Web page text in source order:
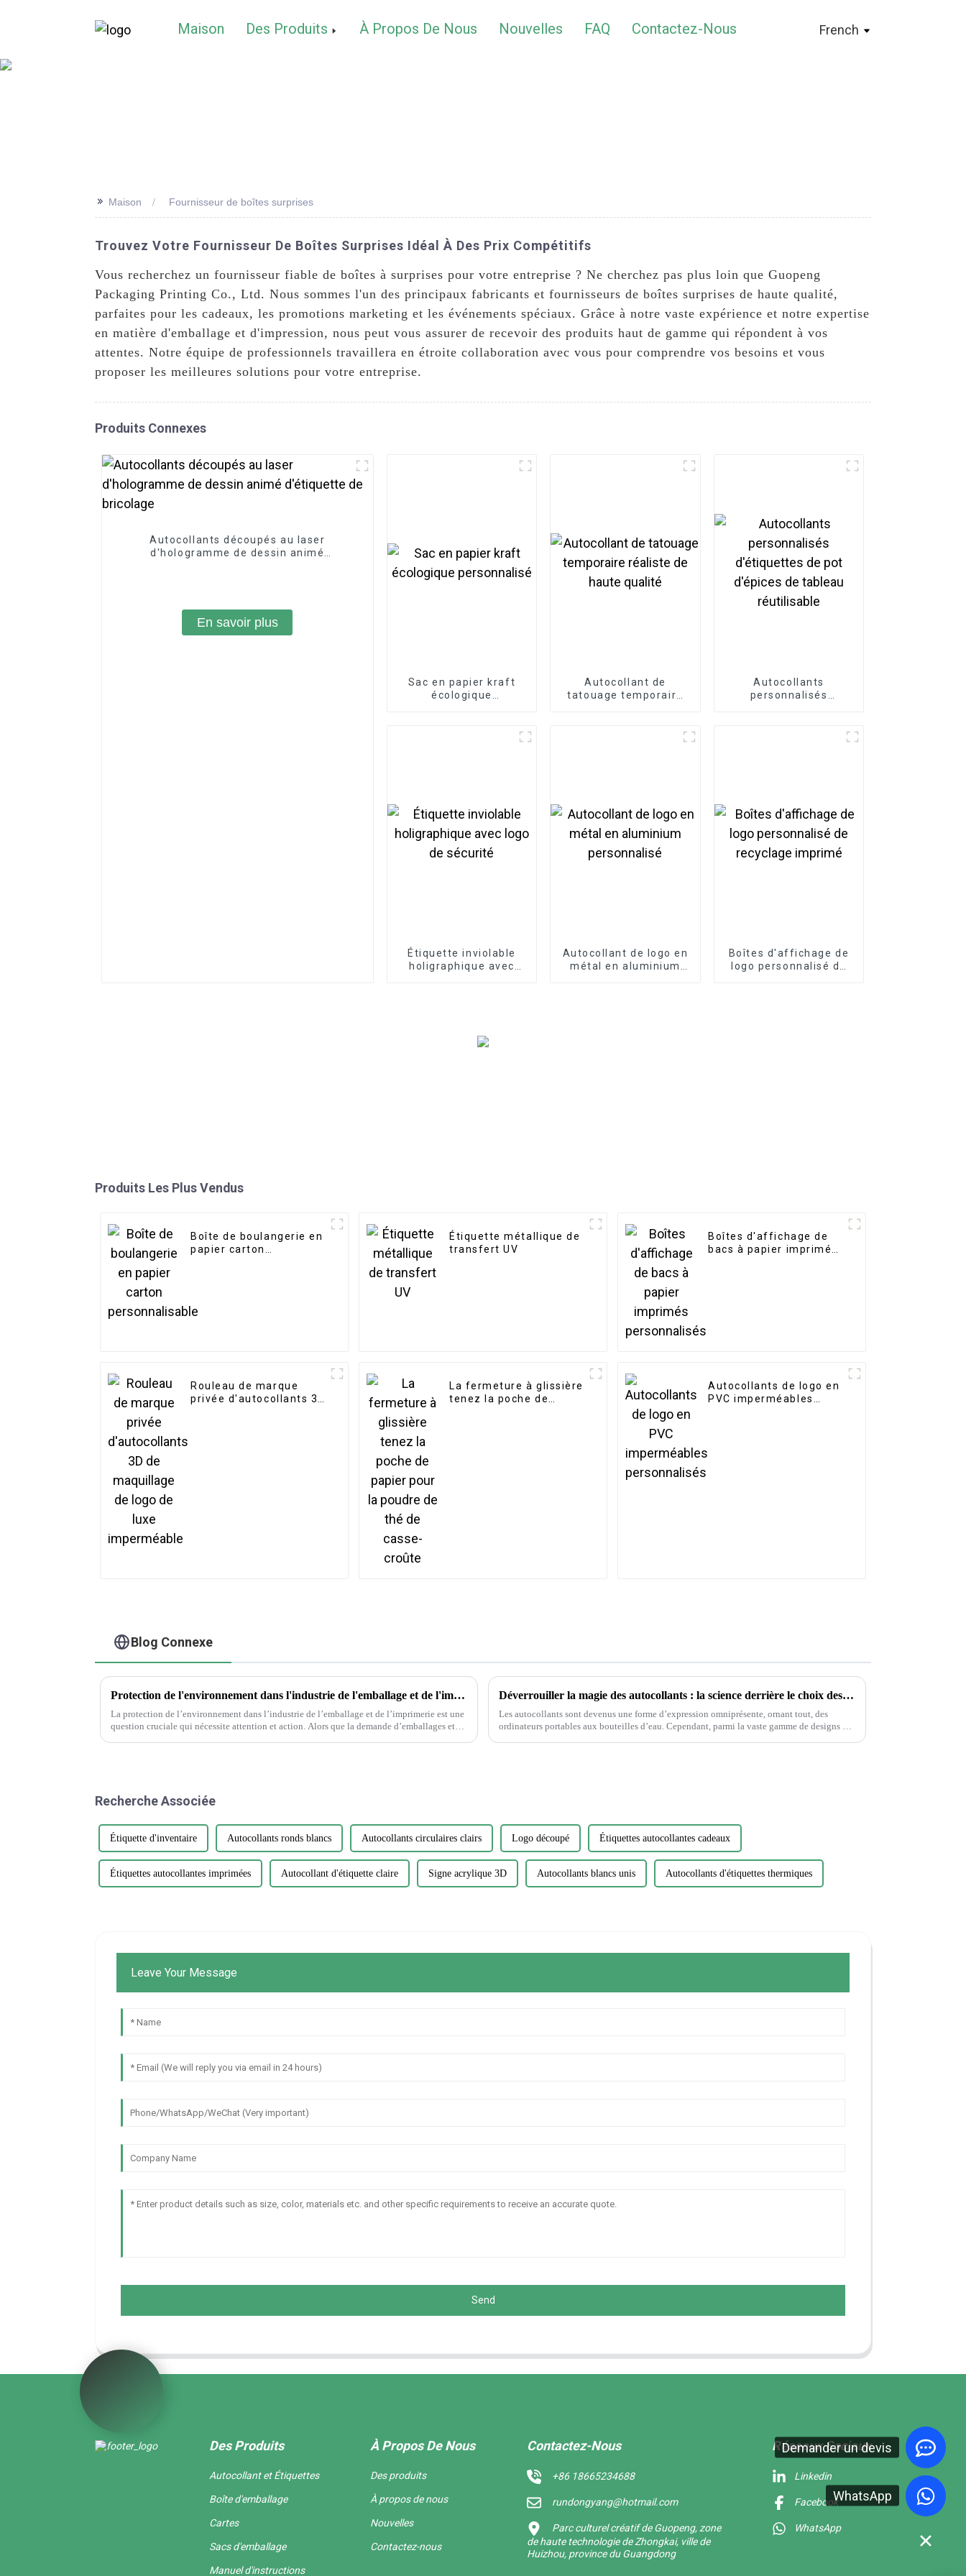
Maison Des Produits À Propos De Nous Nouvelles FAQ Contactez-Nous French
Demander un devis
WhatsApp
>> Maison Fournisseur de boîtes surprises
Trouvez Votre Fournisseur De Boîtes Surprises Idéal À Des Prix Compétitifs
Vous recherchez un fournisseur fiable de boîtes à surprises pour votre entreprise ? Ne cherchez pas plus loin que Guopeng
Packaging Printing Co., Ltd. Nous sommes l'un des principaux fabricants et fournisseurs de boîtes surprises de haute qualité,
parfaites pour les cadeaux, les promotions marketing et les événements spéciaux. Grâce à notre vaste expérience et notre expertise
en matière d'emballage et d'impression, nous peut vous assurer de recevoir des produits haut de gamme qui répondent à vos
attentes. Notre équipe de professionnels travaillera en étroite collaboration avec vous pour comprendre vos besoins et vous
proposer les meilleures solutions pour votre entreprise.
Produits Connexes
Autocollants découpés au laser
d'hologramme de dessin animé
En savoir plus
Sac en papier kraft
écologique
Autocollant de
tatouage temporaire
Autocollants
personnalisés
Étiquette inviolable
holigraphique avec
Autocollant de logo en
métal en aluminium
Boîtes d'affichage de
logo personnalisé de
Produits Les Plus Vendus
Boîte de boulangerie en
papier carton
Étiquette métallique de
transfert UV
Boîtes d'affichage de
bacs à papier imprimés
Rouleau de marque
privée d'autocollants 3D
La fermeture à glissière
tenez la poche de
Autocollants de logo en
PVC imperméables
Blog Connexe
Protection de l'environnement dans l'industrie de l'emballage et de l'imprimerie
La protection de l’environnement dans l’industrie de l’emballage et de l’imprimerie est une
question cruciale qui nécessite attention et action. Alors que la demande d’emballages et
Déverrouiller la magie des autocollants : la science derrière le choix des autocollants
Les autocollants sont devenus une forme d’expression omniprésente, ornant tout, des
ordinateurs portables aux bouteilles d’eau. Cependant, parmi la vaste gamme de designs et
Recherche Associée
Étiquette d'inventaire Autocollants ronds blancs Autocollants circulaires clairs Logo découpé Étiquettes autocollantes cadeaux
Étiquettes autocollantes imprimées Autocollant d'étiquette claire Signe acrylique 3D Autocollants blancs unis Autocollants d'étiquettes thermiques
Leave Your Message
Send
Des Produits
Autocollant et Étiquettes
Boîte d'emballage
Cartes
Sacs d'emballage
Manuel d'instructions
À Propos De Nous
Des produits
À propos de nous
Nouvelles
Contactez-nous
Contactez-Nous
+86 18665234688
rundongyang@hotmail.com
Parc culturel créatif de Guopeng, zone
de haute technologie de Zhongkai, ville de
Huizhou, province du Guangdong
Réseaux Sociaux
Linkedin
Facebook
WhatsApp